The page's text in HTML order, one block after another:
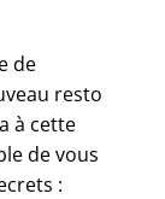
de
resto
à cette
de vous
: